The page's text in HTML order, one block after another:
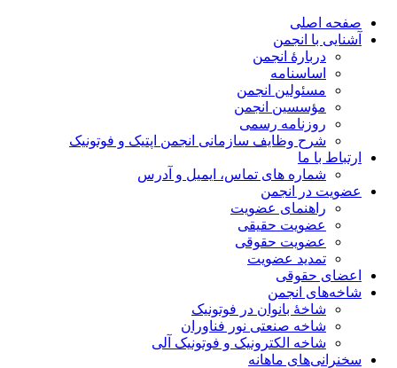
صفحه اصلی
آشنایی با انجمن
دربارۀ انجمن
اساسنامه
مسئولین انجمن
مؤسسین انجمن
روزنامه رسمی
شرح وظایف سازمانی انجمن اپتیک و فوتونیک
ارتباط با ما
شماره های تماس، ایمیل و آدرس
عضویت در انجمن
راهنمای عضویت
عضویت حقیقی
عضویت حقوقی
تمدید عضویت
اعضای حقوقی
شاخه‌های انجمن
شاخۀ بانوان در فوتونیک
شاخه صنعتی نور فناوران
شاخه‌ الکترونیک و فوتونیک آلی
سخنرانی‌های ماهانه